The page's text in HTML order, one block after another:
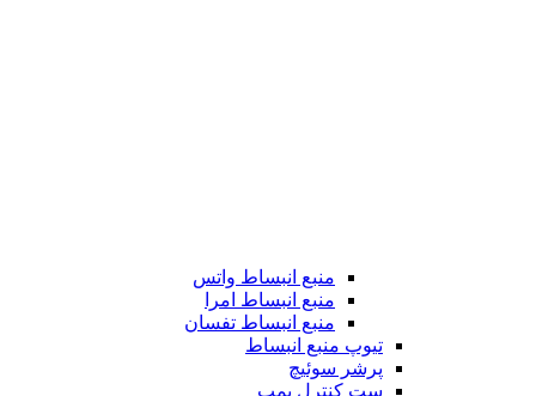
منبع انبساط واتس
منبع انبساط امرا
منبع انبساط تفسان
تیوپ منبع انبساط
پرشر سوئیچ
ست کنترل پمپ